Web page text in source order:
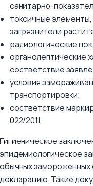
санитарно-
токсичные
загрязнители
радиологические
органолептические
соответствие
условия
транспортировки;
соответствие
022/2011.
Гигиеническое
эпидемиологическое
обычных
декларацию. Такие